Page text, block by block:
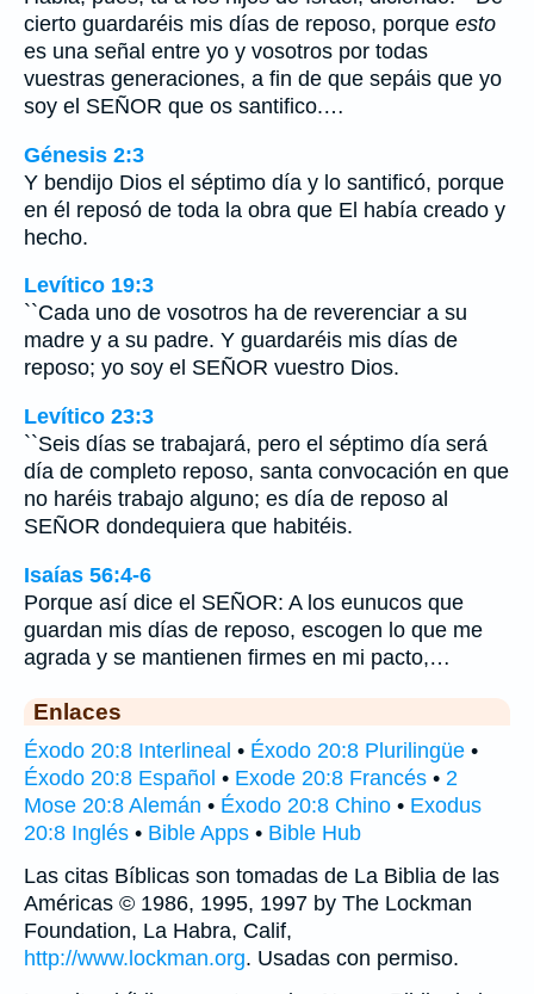
cierto guardaréis mis días de reposo, porque esto
es una señal entre yo y vosotros por todas
vuestras generaciones, a fin de que sepáis que yo
soy el SEÑOR que os santifico.…
Génesis 2:3
Y bendijo Dios el séptimo día y lo santificó, porque
en él reposó de toda la obra que El había creado y
hecho.
Levítico 19:3
``Cada uno de vosotros ha de reverenciar a su
madre y a su padre. Y guardaréis mis días de
reposo; yo soy el SEÑOR vuestro Dios.
Levítico 23:3
``Seis días se trabajará, pero el séptimo día será
día de completo reposo, santa convocación en que
no haréis trabajo alguno; es día de reposo al
SEÑOR dondequiera que habitéis.
Isaías 56:4-6
Porque así dice el SEÑOR: A los eunucos que
guardan mis días de reposo, escogen lo que me
agrada y se mantienen firmes en mi pacto,…
Enlaces
Éxodo 20:8 Interlineal • Éxodo 20:8 Plurilingüe •
Éxodo 20:8 Español • Exode 20:8 Francés • 2
Mose 20:8 Alemán • Éxodo 20:8 Chino • Exodus
20:8 Inglés • Bible Apps • Bible Hub
Las citas Bíblicas son tomadas de La Biblia de las
Américas © 1986, 1995, 1997 by The Lockman
Foundation, La Habra, Calif,
http://www.lockman.org. Usadas con permiso.